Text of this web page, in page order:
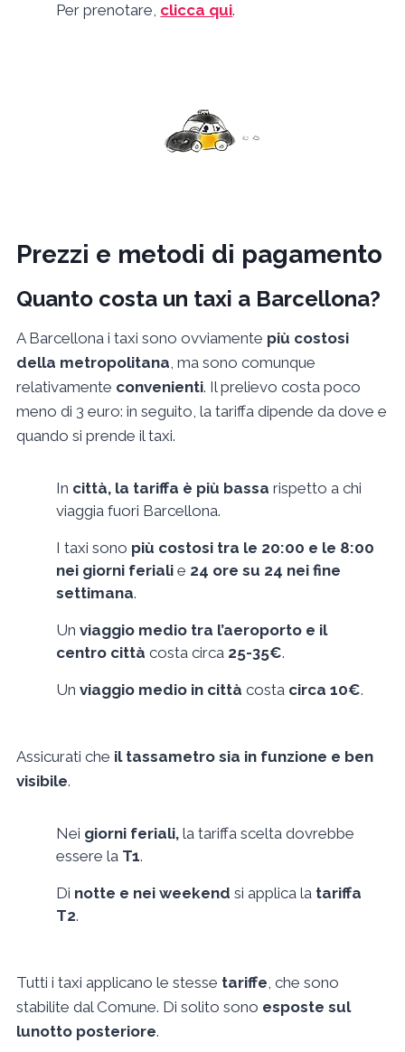
Per prenotare, clicca qui.
Prezzi e metodi di pagamento
Quanto costa un taxi a Barcellona?
A Barcellona i taxi sono ovviamente più costosi
della metropolitana, ma sono comunque
relativamente convenienti. Il prelievo costa poco
meno di 3 euro: in seguito, la tariffa dipende da dove e
quando si prende il taxi.
In città, la tariffa è più bassarispetto a chi
viaggia fuori Barcellona.
I taxi sono più costosi tra le 20:00 e le 8:00
nei giorni feriali e 24 ore su 24 nei fine
settimana.
Unviaggio medio tra l’aeroporto e il
centro cittàcosta circa 25-35€.
Unviaggio medio in città costa circa 10€.
Assicurati che il tassametro sia in funzione e ben
visibile.
Nei giorni feriali, la tariffa scelta dovrebbe
essere la T1.
Di notte e nei weekend si applica la tariffa
T2.
Tutti i taxi applicano le stesse tariffe, che sono
stabilite dal Comune. Di solito sono esposte sul
lunotto posteriore.